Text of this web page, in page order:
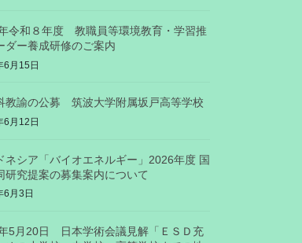
令和８年度 教職員等環境教育・学習推
ダー養成研修のご案内
6月15日
教諭の公募 筑波大学附属坂戸高等学校
6月12日
ネシア「バイオエネルギー」2026年度 国
研究提案の募集案内について
6月3日
5月20日 日本学術会議見解「ＥＳＤ充